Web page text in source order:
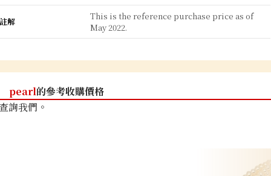
註解
This is the reference purchase price as of
May 2022.
pearl的參考收購價格
詢我們。